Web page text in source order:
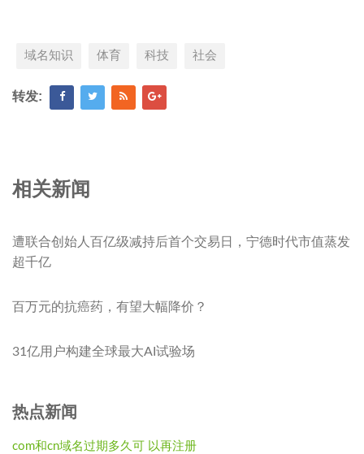
域名知识 体育 科技 社会
转发:
相关新闻
遭联合创始人百亿级减持后首个交易日，宁德时代市值蒸发
超千亿
百万元的抗癌药，有望大幅降价？
31亿用户构建全球最大AI试验场
热点新闻
com和cn域名过期多久可 以再注册